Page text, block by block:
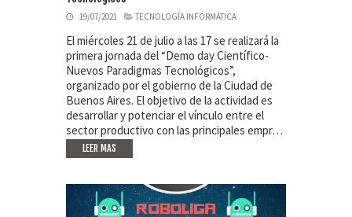
19/07/2021 TECNOLOGÍA INFORMÁTICA
El miércoles 21 de julio a las 17 se realizará la
primera jornada del “Demo day Científico-
Nuevos Paradigmas Tecnológicos”,
organizado por el gobierno de la Ciudad de
Buenos Aires. El objetivo de la actividad es
desarrollar y potenciar el vínculo entre el
sector productivo con las principales empr…
LEER MAS